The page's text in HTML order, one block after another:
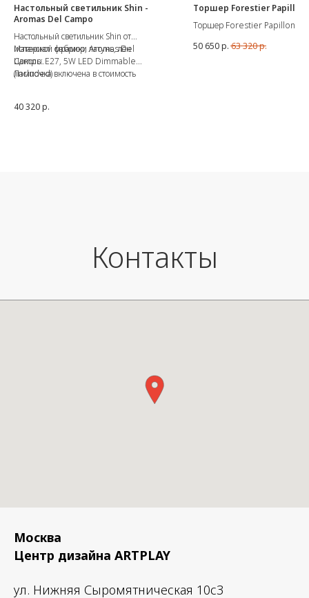
Настольный светильник Shin -
Aromas Del Campo
Настольный светильник Shin от
испанской фабрики Aromas Del
Campo.
Материал: мрамор, латунь, лён
Цоколь: E27, 5W LED Dimmable
(included)
Лампочка включена в стоимость
40 320р.
Торшер Forestier Papillon
Торшер Forestier Papillon от
Материал - металл. Цоколь
50 650р. 63 320р.
Контакты
Москва
Центр дизайна ARTPLAY
ул. Нижняя Сыромятническая 10с3